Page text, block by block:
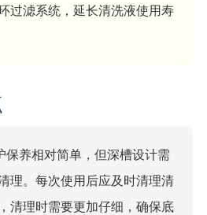
过滤系统，延长清洗液使用寿
保养相对简单，但深槽设计需
理。每次使用后应及时清理清
清理时需要更加仔细，确保底